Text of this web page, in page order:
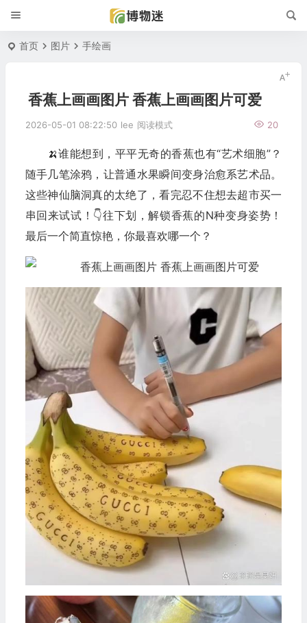
首页 图片 手绘画
香蕉上画画图片 香蕉上画画图片可爱
2026-05-01 08:22:50 lee 20
阅读模式
🍌谁能想到，平平无奇的香蕉也有“艺术细胞”？
随手几笔涂鸦，让普通水果瞬间变身治愈系艺术品。
这些神仙脑洞真的太绝了，看完忍不住想去超市买一
串回来试试！👇往下划，解锁香蕉的N种变身姿势！
最后一个简直惊艳，你最喜欢哪一个？